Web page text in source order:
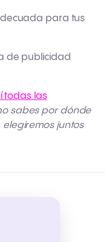
para tus
de publicidad
todas las
sabes por dónde
elegiremos juntos